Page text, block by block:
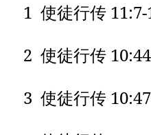
1 使徒行传 11:7-
2 使徒行传 10:44
3 使徒行传